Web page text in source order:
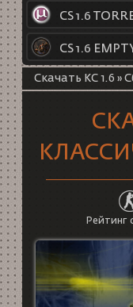
CS 1.6
CS 1.6
Скачать КС 1.6 »
Рейтинг